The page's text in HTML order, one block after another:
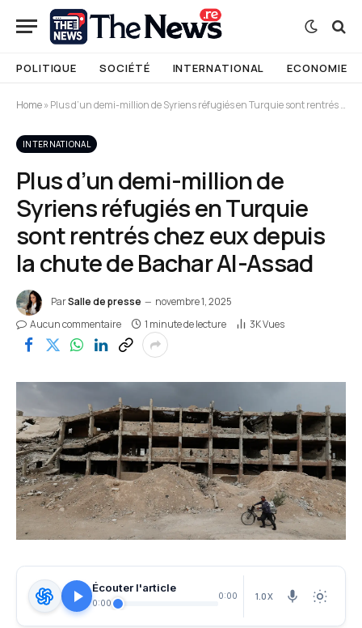
POLITIQUE SOCIÉTÉ INTERNATIONAL ECONOMIE
Home»Plus d’un demi-million de Syriens réfugiés en Turquie sont rentrés chez eux depuis la chute de Bachar Al-Assad
INTERNATIONAL
Plus d’un demi-million de
Syriens réfugiés en Turquie
sont rentrés chez eux depuis
la chute de Bachar Al-Assad
ParSalle de presse
novembre 1, 2025
Aucun commentaire
1 minute de lecture 3KVues
Écouter l'article
0:00
0:00 1.0X